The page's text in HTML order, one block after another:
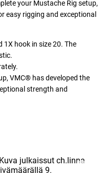
Pike Chainin tai Pike
your Mustache Rig setup,
easy rigging and exceptional
1X hook in size 20. The
VMC® has developed the
strength and